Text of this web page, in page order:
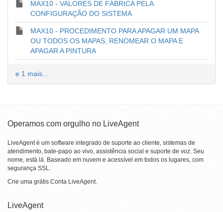
MAX10 - VALORES DE FÁBRICA PELA
CONFIGURAÇÃO DO SISTEMA
MAX10 - PROCEDIMENTO PARA APAGAR UM MAPA
OU TODOS OS MAPAS, RENOMEAR O MAPA E
APAGAR A PINTURA
e 1 mais...
Operamos com orgulho no LiveAgent
LiveAgent é um software integrado de suporte ao cliente, sistemas de
atendimento, bate-papo ao vivo, assistência social e suporte de voz. Seu
nome, está lá. Baseado em nuvem e acessível em todos os lugares, com
segurança SSL.
Crie uma grátis Conta LiveAgent.
LiveAgent